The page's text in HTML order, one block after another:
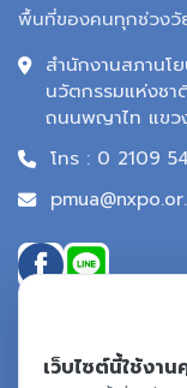
พื้นที่ของคนทุกช่วงวั
สำนักงานสภานโ
นวัตกรรมแห่งชา
ถนนพญาไท แขว
โทร : 0 2109
เว็บไซต์นี้ใช้งา